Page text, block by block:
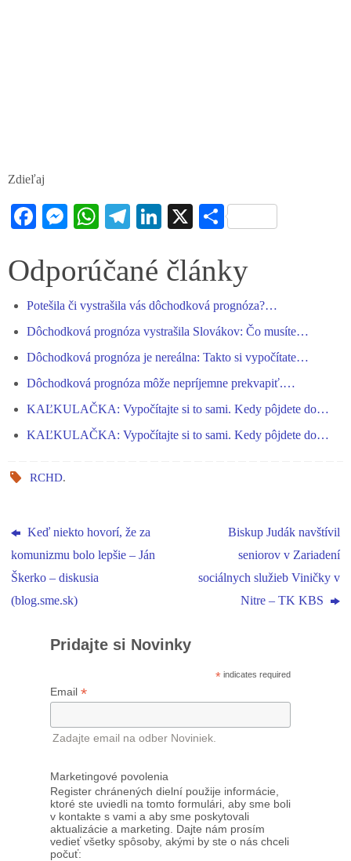
Zdieľaj
Fa
bo
ok
M
se
er
W
ts
pp
Te
gr
m
Li
ed
X S
re
Odporúčané články
Potešila či vystrašila vás dôchodková prognóza?…
Dôchodková prognóza vystrašila Slovákov: Čo musíte…
Dôchodková prognóza je nereálna: Takto si vypočítate…
Dôchodková prognóza môže nepríjemne prekvapiť.…
KAĽKULAČKA: Vypočítajte si to sami. Kedy pôjdete do…
KAĽKULAČKA: Vypočítajte si to sami. Kedy pôjdete do…
RCHD.
Keď niekto hovorí, že za
komunizmu bolo lepšie – Ján
Škerko – diskusia
(blog.sme.sk)
Biskup Judák navštívil
seniorov v Zariadení
sociálnych služieb Viničky v
Nitre – TK KBS
Pridajte si Novinky
* indicates required
Email *
Zadajte email na odber Noviniek.
Marketingové povolenia
Register chránených dielní použije informácie,
ktoré ste uviedli na tomto formulári, aby sme boli
v kontakte s vami a aby sme poskytovali
aktualizácie a marketing. Dajte nám prosím
vedieť všetky spôsoby, akými by ste o nás chceli
počuť: